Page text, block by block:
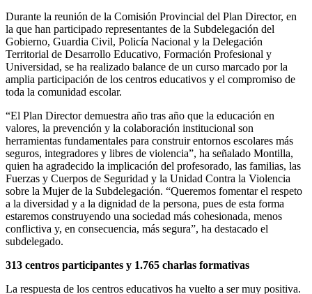
Durante la reunión de la Comisión Provincial del Plan Director, en
la que han participado representantes de la Subdelegación del
Gobierno, Guardia Civil, Policía Nacional y la Delegación
Territorial de Desarrollo Educativo, Formación Profesional y
Universidad, se ha realizado balance de un curso marcado por la
amplia participación de los centros educativos y el compromiso de
toda la comunidad escolar.
“El Plan Director demuestra año tras año que la educación en
valores, la prevención y la colaboración institucional son
herramientas fundamentales para construir entornos escolares más
seguros, integradores y libres de violencia”, ha señalado Montilla,
quien ha agradecido la implicación del profesorado, las familias, las
Fuerzas y Cuerpos de Seguridad y la Unidad Contra la Violencia
sobre la Mujer de la Subdelegación. “Queremos fomentar el respeto
a la diversidad y a la dignidad de la persona, pues de esta forma
estaremos construyendo una sociedad más cohesionada, menos
conflictiva y, en consecuencia, más segura”, ha destacado el
subdelegado.
313 centros participantes y 1.765 charlas formativas
La respuesta de los centros educativos ha vuelto a ser muy positiva.